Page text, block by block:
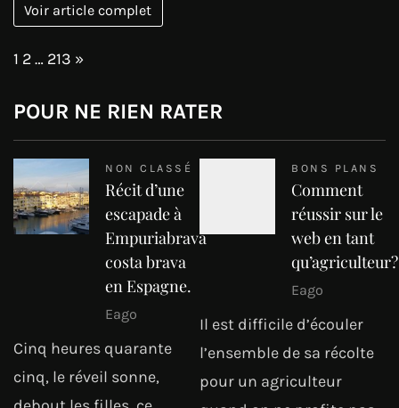
Voir article complet
Page:
1 2… 213 Next
»
POUR NE RIEN RATER
NON CLASSÉ
Récit d’une
escapade à
Empuriabrava
costa brava
en Espagne.
Eago
Cinq heures quarante
cinq, le réveil sonne,
BONS PLANS
Comment
réussir sur le
web en tant
qu’agriculteur?
Eago
Il est difficile d’écouler
l’ensemble de sa récolte
pour un agriculteur